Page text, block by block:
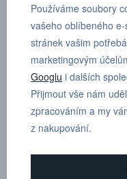
Průměr: 12 mm
Materiál: AISI 316L, seals:
Rozsah teplot: -20°C až +
Operační tlak: -0,95 až 15
Média: Stlačený vzduch,
Používáme soubory
vašeho oblíbeného
stránek vašim
marketingovým
Googlu i dalších
Přijmout vše nám
zpracováním a my
z nakupování.